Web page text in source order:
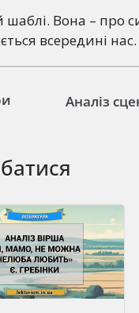
Вона – про
всередині нас.
Аналіз